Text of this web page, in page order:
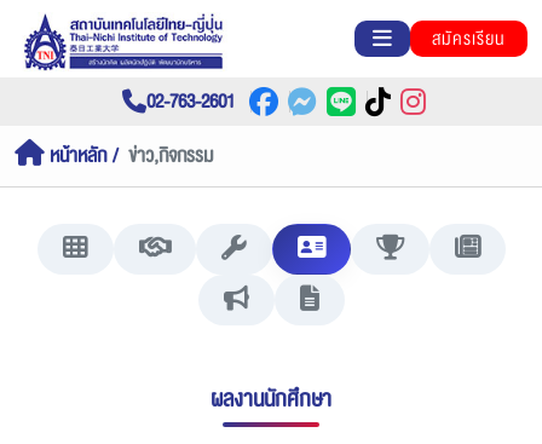
สมัครเรียน
02-763-2601
หน้าหลัก ข่าว,กิจกรรม
ผลงานนักศึกษา